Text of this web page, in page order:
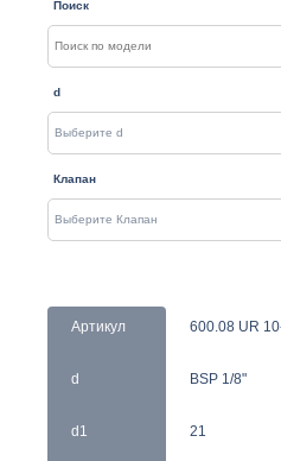
Поиск
d
Клапан
Артикул
d
d1
600.08 UR
BSP 1/8"
21